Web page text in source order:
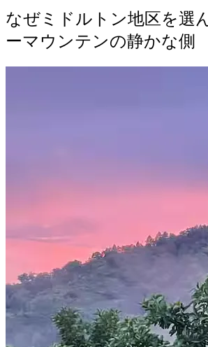
なぜミドルトン地区を選
ーマウンテンの静かな側